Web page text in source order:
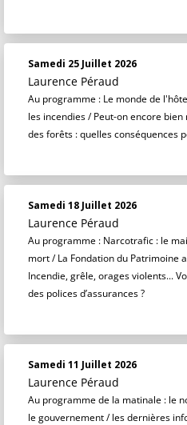
Samedi 25 Juillet 2026
Laurence Péraud
Au programme : Le monde de
les incendies / Peut-on encore
des forêts : quelles conséquences
Samedi 18 Juillet 2026
Laurence Péraud
Au programme : Narcotrafic : le
mort / La Fondation du Patrimoine
Incendie, grêle, orages violents...
des polices d’assurances ?
Samedi 11 Juillet 2026
Laurence Péraud
Au programme de la matinale : le
le gouvernement / les dernières